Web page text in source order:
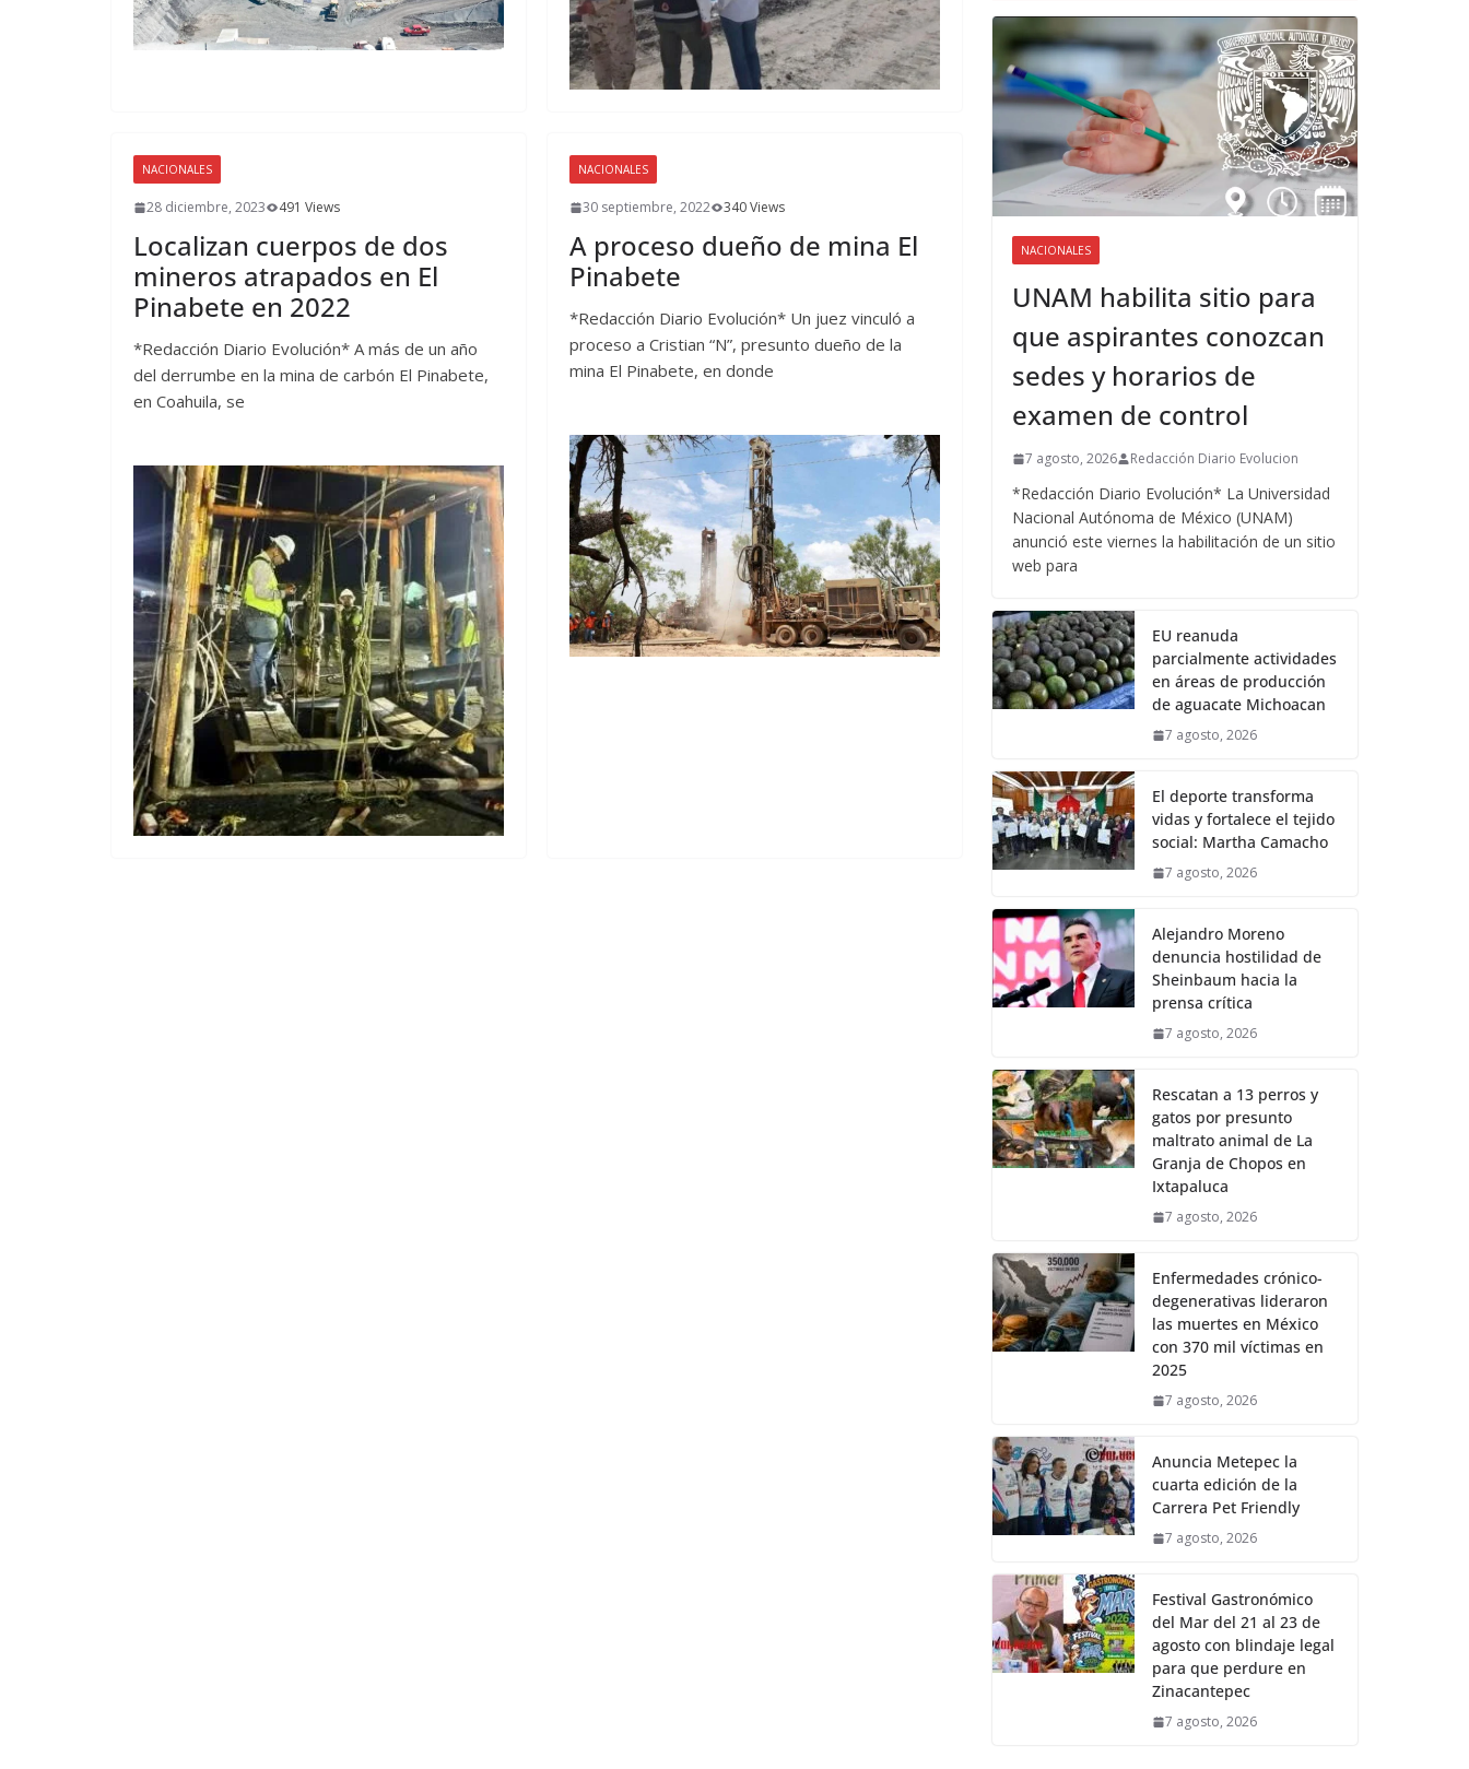
NACIONALES
28 diciembre, 2023 491 Views
Localizan cuerpos de dos
mineros atrapados en El
Pinabete en 2022
*Redacción Diario Evolución* A más de un año
del derrumbe en la mina de carbón El Pinabete,
en Coahuila, se
NACIONALES
30 septiembre, 2022 340 Views
A proceso dueño de mina El
Pinabete
*Redacción Diario Evolución* Un juez vinculó a
proceso a Cristian “N”, presunto dueño de la
mina El Pinabete, en donde
NACIONALES
UNAM habilita sitio para
que aspirantes conozcan
sedes y horarios de
examen de control
7 agosto, 2026 Redacción Diario Evolucion
*Redacción Diario Evolución* La Universidad
Nacional Autónoma de México (UNAM)
anunció este viernes la habilitación de un sitio
web para
EU reanuda
parcialmente actividades
en áreas de producción
de aguacate Michoacan
7 agosto, 2026
El deporte transforma
vidas y fortalece el tejido
social: Martha Camacho
7 agosto, 2026
Alejandro Moreno
denuncia hostilidad de
Sheinbaum hacia la
prensa crítica
7 agosto, 2026
Rescatan a 13 perros y
gatos por presunto
maltrato animal de La
Granja de Chopos en
Ixtapaluca
7 agosto, 2026
Enfermedades crónico-
degenerativas lideraron
las muertes en México
con 370 mil víctimas en
2025
7 agosto, 2026
Anuncia Metepec la
cuarta edición de la
Carrera Pet Friendly
7 agosto, 2026
Festival Gastronómico
del Mar del 21 al 23 de
agosto con blindaje legal
para que perdure en
Zinacantepec
7 agosto, 2026